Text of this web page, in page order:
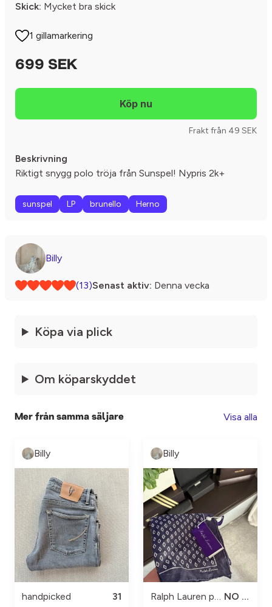
Skick: Mycket bra skick
1 gillamarkering
699 SEK
Frakt från 49 SEK
Beskrivning
Riktigt snygg polo tröja från Sunspel! Nypris 2k+
sunspel LP brunello Herno
Billy
(13)Senast aktiv: Denna vecka
Köpa via plick
Om köparskyddet
Mer från samma säljare Visa alla
Billy
handpicked 31
Billy
Ralph Lauren purple label NO SIZE